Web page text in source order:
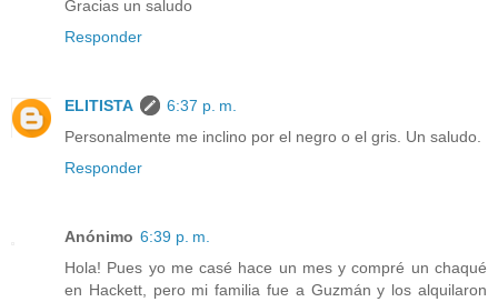
Gracias un saludo
Responder
ELITISTA
6:37 p. m.
Personalmente me inclino por el negro o el gris. Un saludo.
Responder
Anónimo 6:39 p. m.
Hola! Pues yo me casé hace un mes y compré un chaqué
en Hackett, pero mi familia fue a Guzmán y los alquilaron